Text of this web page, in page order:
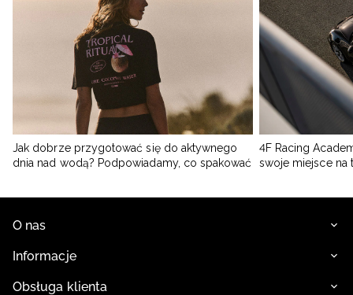
Jak dobrze przygotować się do aktywnego
dnia nad wodą? Podpowiadamy, co spakować
4F Racing
swoje miejsce na
O nas
Informacje
Obsługa klienta